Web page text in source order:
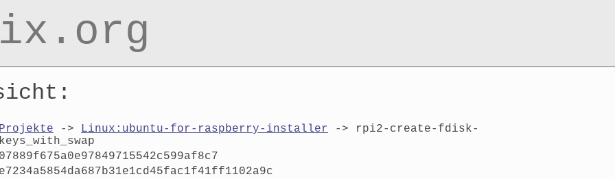
Projekte -> Linux:ubuntu-for-raspberry-installer -> rpi2-create-fdisk-
keys_with_swap
07889f675a0e97849715542c599af8c7
e7234a5854da687b31e1cd45fac1f41ff1102a9c